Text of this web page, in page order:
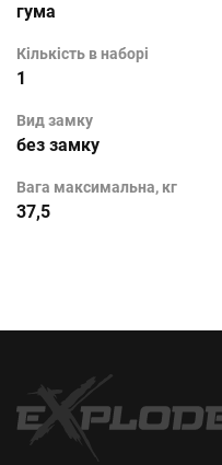
гума
Кількість в наборі
1
Вид замку
без замку
Вага максимальна, кг
37,5